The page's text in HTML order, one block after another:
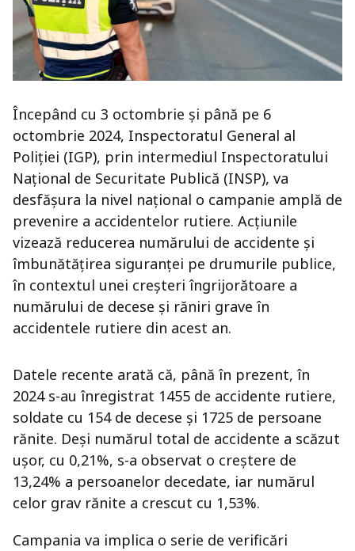
Începând cu 3 octombrie și până pe 6
octombrie 2024, Inspectoratul General al
Poliției (IGP), prin intermediul Inspectoratului
Național de Securitate Publică (INSP), va
desfășura la nivel național o campanie amplă de
prevenire a accidentelor rutiere. Acțiunile
vizează reducerea numărului de accidente și
îmbunătățirea siguranței pe drumurile publice,
în contextul unei creșteri îngrijorătoare a
numărului de decese și răniri grave în
accidentele rutiere din acest an.
Datele recente arată că, până în prezent, în
2024 s-au înregistrat 1455 de accidente rutiere,
soldate cu 154 de decese și 1725 de persoane
rănite. Deși numărul total de accidente a scăzut
ușor, cu 0,21%, s-a observat o creștere de
13,24% a persoanelor decedate, iar numărul
celor grav rănite a crescut cu 1,53%.
Campania va implica o serie de verificări